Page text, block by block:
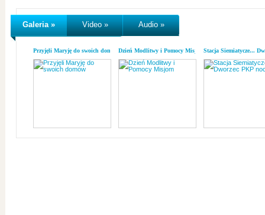
Galeria » Video » Audio »
Przyjęli Maryję do swoich domówDzień Modlitwy i Pomocy MisjomStacja Siemiatycze...